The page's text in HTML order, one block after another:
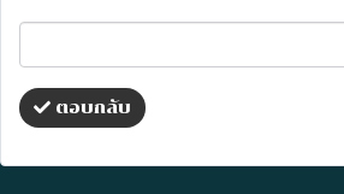
ตอบกลับ